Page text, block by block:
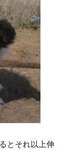
とそれ以上伸